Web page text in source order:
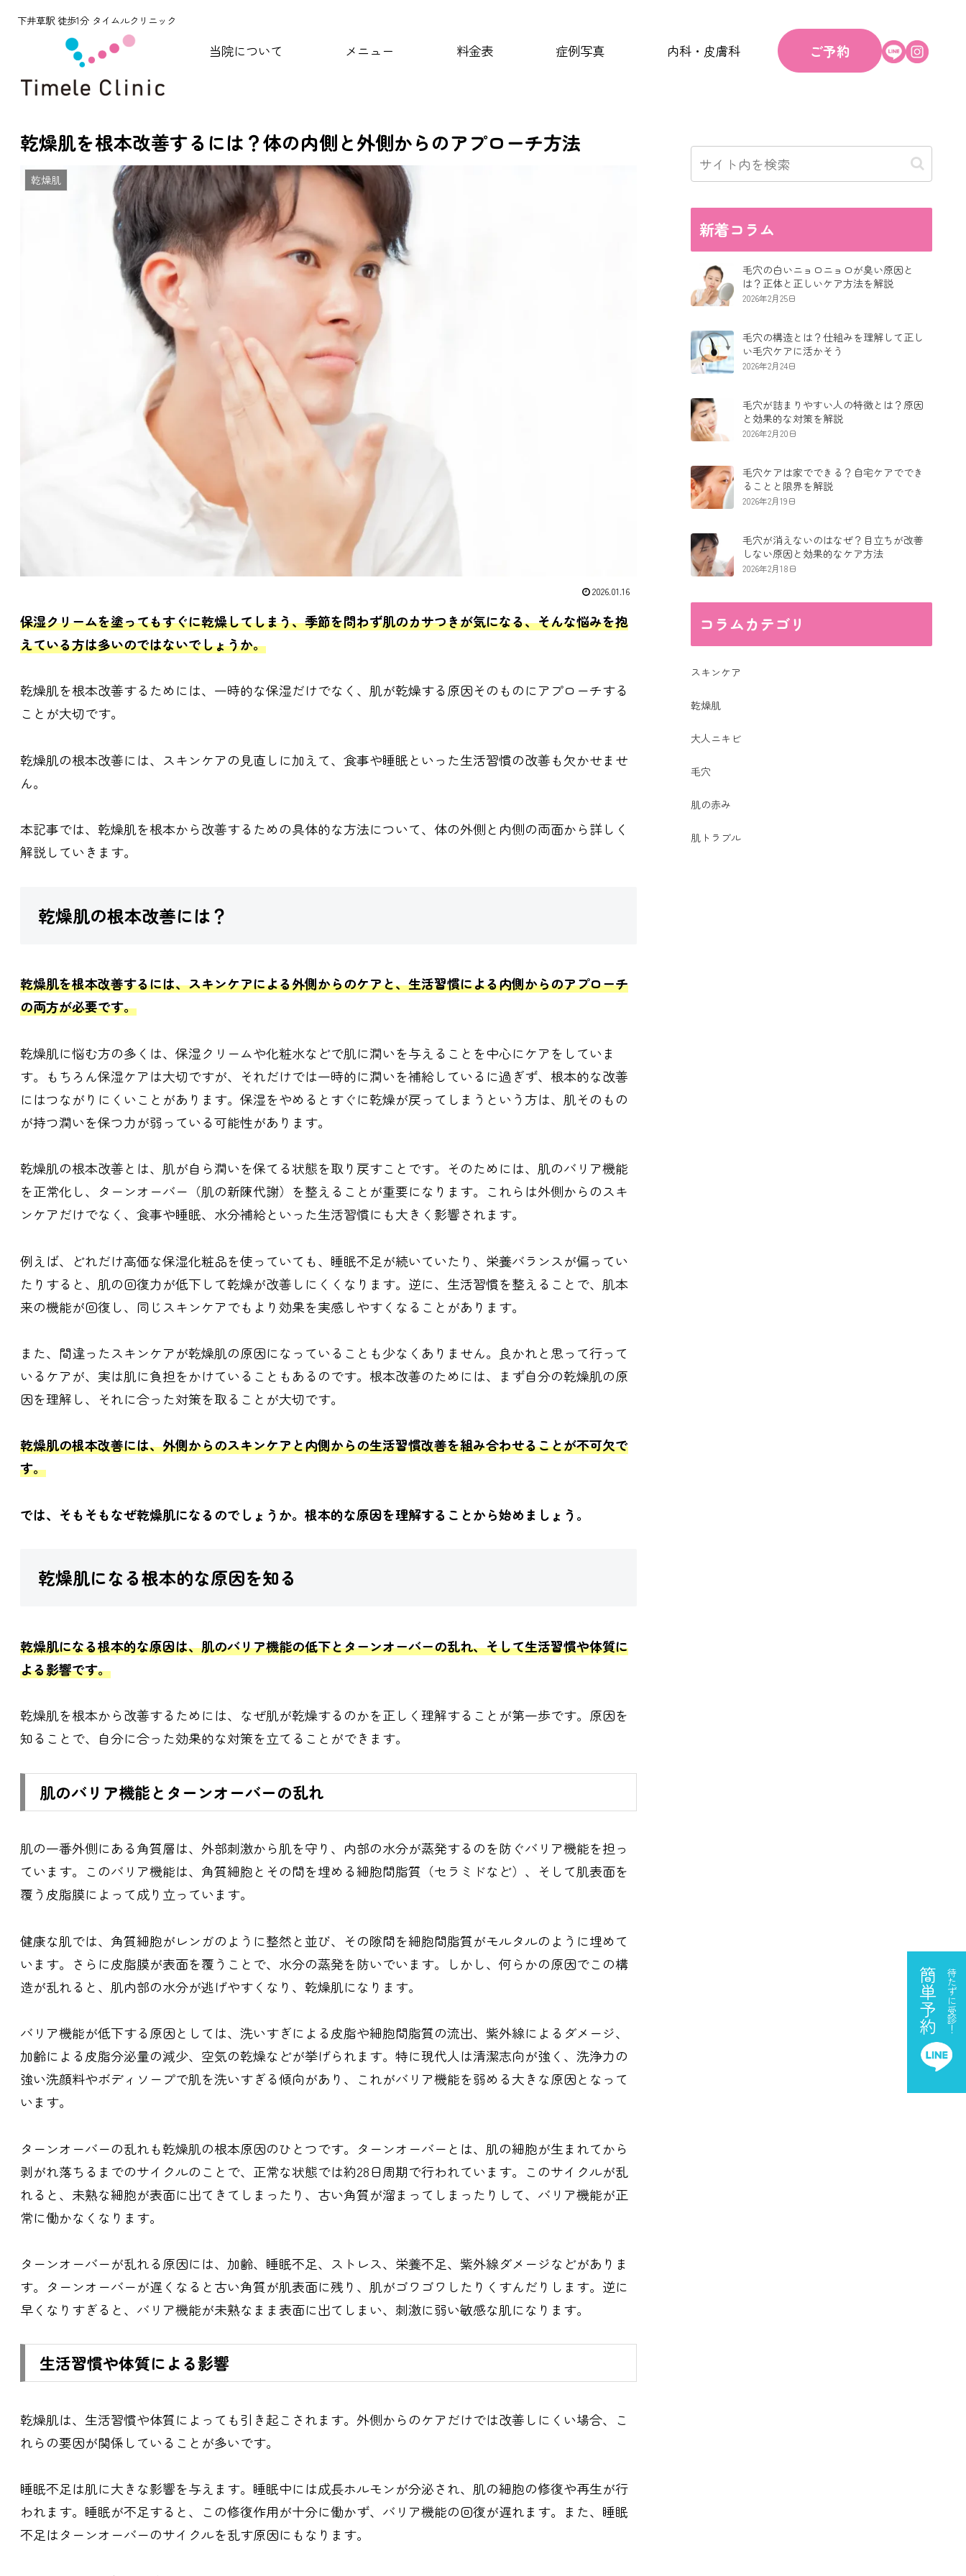
下井草駅 徒歩1分 タイムルクリニック
当院について メニュー 料金表 症例写真 内科・皮膚科 ご予約
乾燥肌を根本改善するには？体の内側と外側からのアプローチ方法
乾燥肌
2026.01.16
保湿クリームを塗ってもすぐに乾燥してしまう、季節を問わず肌のカサつきが気になる、そんな悩みを抱
えている方は多いのではないでしょうか。
乾燥肌を根本改善するためには、一時的な保湿だけでなく、肌が乾燥する原因そのものにアプローチする
ことが大切です。
乾燥肌の根本改善には、スキンケアの見直しに加えて、食事や睡眠といった生活習慣の改善も欠かせませ
ん。
本記事では、乾燥肌を根本から改善するための具体的な方法について、体の外側と内側の両面から詳しく
解説していきます。
乾燥肌の根本改善には？
乾燥肌を根本改善するには、スキンケアによる外側からのケアと、生活習慣による内側からのアプローチ
の両方が必要です。
乾燥肌に悩む方の多くは、保湿クリームや化粧水などで肌に潤いを与えることを中心にケアをしていま
す。もちろん保湿ケアは大切ですが、それだけでは一時的に潤いを補給しているに過ぎず、根本的な改善
にはつながりにくいことがあります。保湿をやめるとすぐに乾燥が戻ってしまうという方は、肌そのもの
が持つ潤いを保つ力が弱っている可能性があります。
乾燥肌の根本改善とは、肌が自ら潤いを保てる状態を取り戻すことです。そのためには、肌のバリア機能
を正常化し、ターンオーバー（肌の新陳代謝）を整えることが重要になります。これらは外側からのスキ
ンケアだけでなく、食事や睡眠、水分補給といった生活習慣にも大きく影響されます。
例えば、どれだけ高価な保湿化粧品を使っていても、睡眠不足が続いていたり、栄養バランスが偏ってい
たりすると、肌の回復力が低下して乾燥が改善しにくくなります。逆に、生活習慣を整えることで、肌本
来の機能が回復し、同じスキンケアでもより効果を実感しやすくなることがあります。
また、間違ったスキンケアが乾燥肌の原因になっていることも少なくありません。良かれと思って行って
いるケアが、実は肌に負担をかけていることもあるのです。根本改善のためには、まず自分の乾燥肌の原
因を理解し、それに合った対策を取ることが大切です。
乾燥肌の根本改善には、外側からのスキンケアと内側からの生活習慣改善を組み合わせることが不可欠で
す。
では、そもそもなぜ乾燥肌になるのでしょうか。根本的な原因を理解することから始めましょう。
乾燥肌になる根本的な原因を知る
乾燥肌になる根本的な原因は、肌のバリア機能の低下とターンオーバーの乱れ、そして生活習慣や体質に
よる影響です。
乾燥肌を根本から改善するためには、なぜ肌が乾燥するのかを正しく理解することが第一歩です。原因を
知ることで、自分に合った効果的な対策を立てることができます。
肌のバリア機能とターンオーバーの乱れ
肌の一番外側にある角質層は、外部刺激から肌を守り、内部の水分が蒸発するのを防ぐバリア機能を担っ
ています。このバリア機能は、角質細胞とその間を埋める細胞間脂質（セラミドなど）、そして肌表面を
覆う皮脂膜によって成り立っています。
健康な肌では、角質細胞がレンガのように整然と並び、その隙間を細胞間脂質がモルタルのように埋めて
います。さらに皮脂膜が表面を覆うことで、水分の蒸発を防いでいます。しかし、何らかの原因でこの構
造が乱れると、肌内部の水分が逃げやすくなり、乾燥肌になります。
バリア機能が低下する原因としては、洗いすぎによる皮脂や細胞間脂質の流出、紫外線によるダメージ、
加齢による皮脂分泌量の減少、空気の乾燥などが挙げられます。特に現代人は清潔志向が強く、洗浄力の
強い洗顔料やボディソープで肌を洗いすぎる傾向があり、これがバリア機能を弱める大きな原因となって
います。
ターンオーバーの乱れも乾燥肌の根本原因のひとつです。ターンオーバーとは、肌の細胞が生まれてから
剥がれ落ちるまでのサイクルのことで、正常な状態では約28日周期で行われています。このサイクルが乱
れると、未熟な細胞が表面に出てきてしまったり、古い角質が溜まってしまったりして、バリア機能が正
常に働かなくなります。
ターンオーバーが乱れる原因には、加齢、睡眠不足、ストレス、栄養不足、紫外線ダメージなどがありま
す。ターンオーバーが遅くなると古い角質が肌表面に残り、肌がゴワゴワしたりくすんだりします。逆に
早くなりすぎると、バリア機能が未熟なまま表面に出てしまい、刺激に弱い敏感な肌になります。
生活習慣や体質による影響
乾燥肌は、生活習慣や体質によっても引き起こされます。外側からのケアだけでは改善しにくい場合、こ
れらの要因が関係していることが多いです。
睡眠不足は肌に大きな影響を与えます。睡眠中には成長ホルモンが分泌され、肌の細胞の修復や再生が行
われます。睡眠が不足すると、この修復作用が十分に働かず、バリア機能の回復が遅れます。また、睡眠
不足はターンオーバーのサイクルを乱す原因にもなります。
新着コラム
毛穴の白いニョロニョロが臭い原因と
は？正体と正しいケア方法を解説
2026年2月25日
毛穴の構造とは？仕組みを理解して正し
い毛穴ケアに活かそう
2026年2月24日
毛穴が詰まりやすい人の特徴とは？原因
と効果的な対策を解説
2026年2月20日
毛穴ケアは家でできる？自宅ケアででき
ることと限界を解説
2026年2月19日
毛穴が消えないのはなぜ？目立ちが改善
しない原因と効果的なケア方法
2026年2月18日
コラムカテゴリ
スキンケア
乾燥肌
大人ニキビ
毛穴
肌の赤み
肌トラブル
簡単予約待たずに受診！